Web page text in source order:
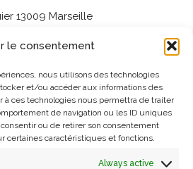
le consentement
nous utilisons des technologies
et/ou accéder aux informations des
à ces technologies nous permettra de traiter
de navigation ou les ID uniques
ou de retirer son consentement
certaines caractéristiques et fonctions.
Always active
13009 Marseille
can be consulted here: